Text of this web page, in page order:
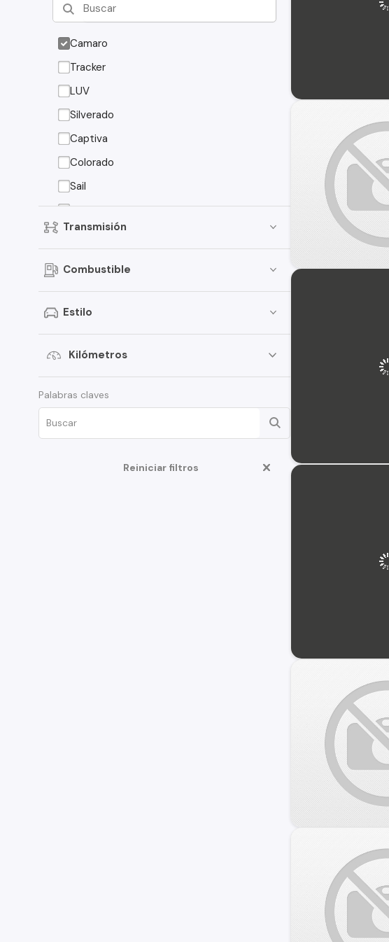
Camaro
Tracker
LUV
Silverado
Captiva
Colorado
Sail
Groove
Onix
Traverse
Aveo
Corsa
Montana
Tahoe
Transmisión
Combustible
Estilo
Kilómetros
Palabras claves
Reiniciar filtros